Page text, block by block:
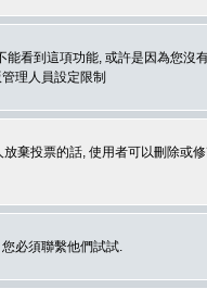
看到這項功能, 或許是因為您
理人員設定限制
棄投票的話, 使用者可以刪除或
必須聯繫他們試試.